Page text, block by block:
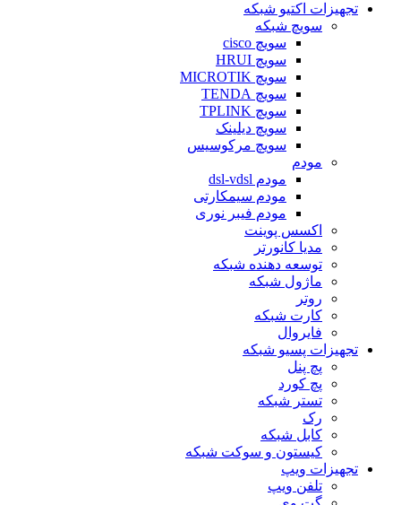
تجهیزات اکتیو شبکه
سویچ شبکه
سویچ cisco
سویچ HRUI
سویچ MICROTIK
سویچ TENDA
سویچ TPLINK
سویچ دیلینک
سویچ مرکوسیس
مودم
مودم dsl-vdsl
مودم سیمکارتی
مودم فیبر نوری
اکسس پوینت
مدیا کانورتر
توسعه دهنده شبکه
ماژول شبکه
روتر
کارت شبکه
فایروال
تجهیزات پسیو شبکه
پچ پنل
پچ کورد
تستر شبکه
رک
کابل شبکه
کیستون و سوکت شبکه
تجهیزات ویپ
تلفن ویپ